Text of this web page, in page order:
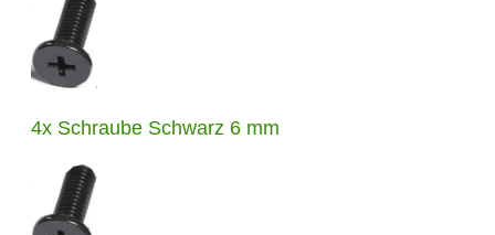
4x Schraube Schwarz 6 mm